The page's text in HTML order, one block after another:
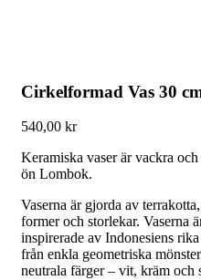
Cirkelformad Vas 30
540,00 kr
Keramiska vaser är vackra
ön Lombok.
Vaserna är gjorda av
former och storlekar. Vaserna
inspirerade av Indonesiens
från enkla geometriska
neutrala färger – vit, kräm och